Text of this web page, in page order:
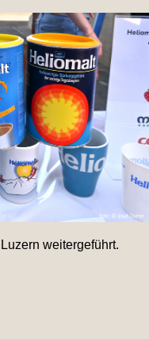
weitergeführt.